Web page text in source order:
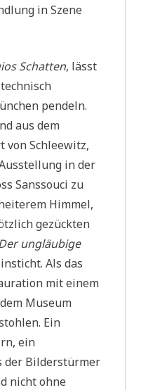
in Szene
Schatten, lässt
pendeln.
aus dem
von Schleewitz,
in der
Sanssouci zu
Himmel,
gezückten
ungläubige
Als das
mit einem
Museum
Ein
ein
der Bilderstürmer
nicht ohne